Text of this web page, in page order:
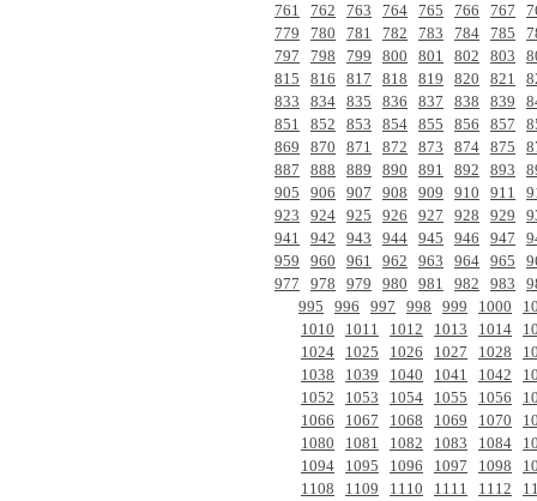
761
762 763 764 765 766 767
779
780 781 782 783 784 785
797
798 799 800 801 802 803
815
816 817 818 819 820 821
833
834 835 836 837 838 839
851
852 853 854 855 856 857
869
870 871 872 873 874 875
887
888 889 890 891 892 893
905
906 907 908 909 910 911
923
924 925 926 927 928 929
941
942 943 944 945 946 947
959
960 961 962 963 964 965
977
978 979 980 981 982 983
995
996 997 998 999 1000
1010
1011 1012 1013 1014
1024
1025 1026 1027 1028
1038
1039 1040 1041 1042
1052
1053 1054 1055 1056
1066
1067 1068 1069 1070
1080
1081 1082 1083 1084
1094
1095 1096 1097 1098
1108
1109 1110 1111 1112